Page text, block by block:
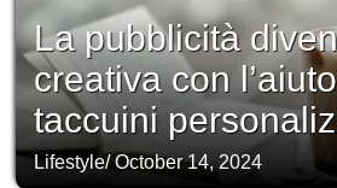
La pubblicità
creativa con
taccuini
Lifestyle/October 14, 2024